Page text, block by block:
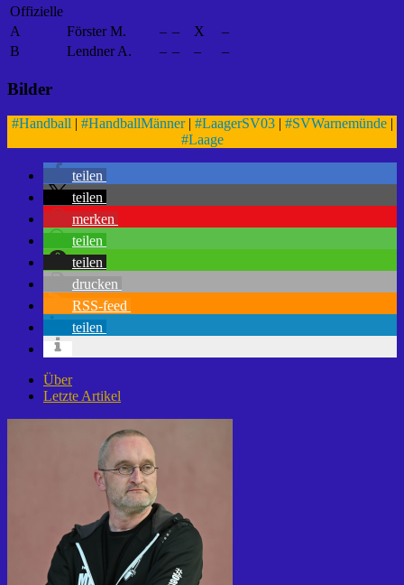
Offizielle
A
Förster M. – – X
–
B
Lendner A. – – – –
Bilder
#Handball | #HandballMänner| #LaagerSV03| #SVWarnemünde|
#Laage
teilen
teilen
merken
teilen
teilen
drucken
RSS-feed
teilen
Über
Letzte Artikel